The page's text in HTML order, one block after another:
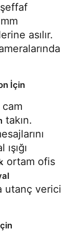
şeffaf
İçin
takın.
ortam ofis
utanç verici